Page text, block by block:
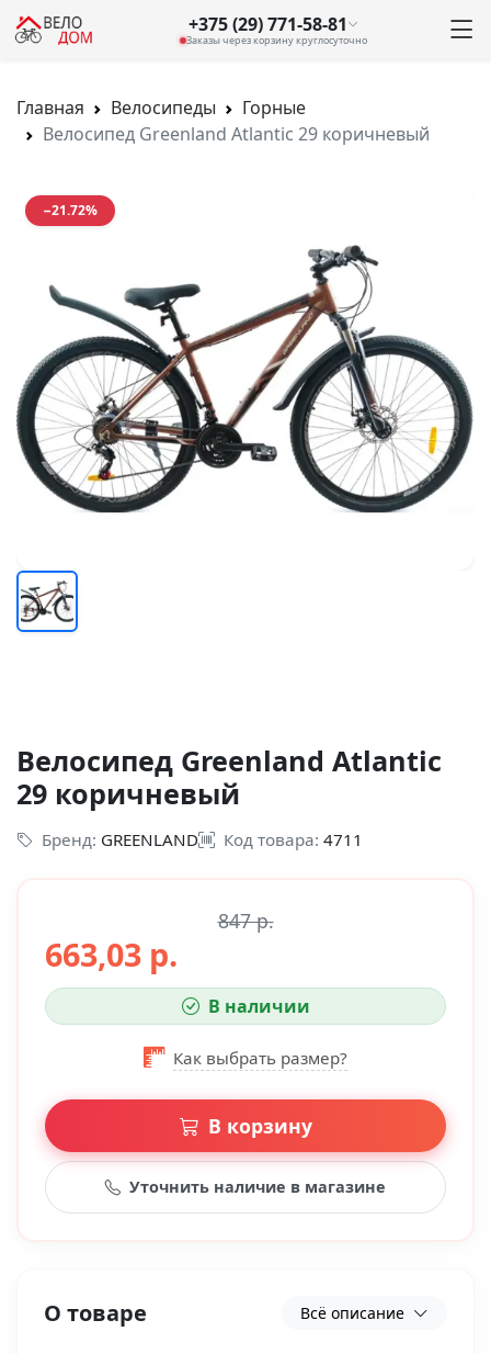
+375 (29) 771-58-81
Заказы через корзину круглосуточно
Главная Велосипеды
Горные
Велосипед Greenland Atlantic 29 коричневый
−21.72%
Велосипед Greenland Atlantic
29 коричневый
Бренд: GREENLAND Код товара: 4711
О товаре Всё описание
847 р.
663,03 р.
В наличии
Как выбрать размер?
В корзину
Уточнить наличие в магазине